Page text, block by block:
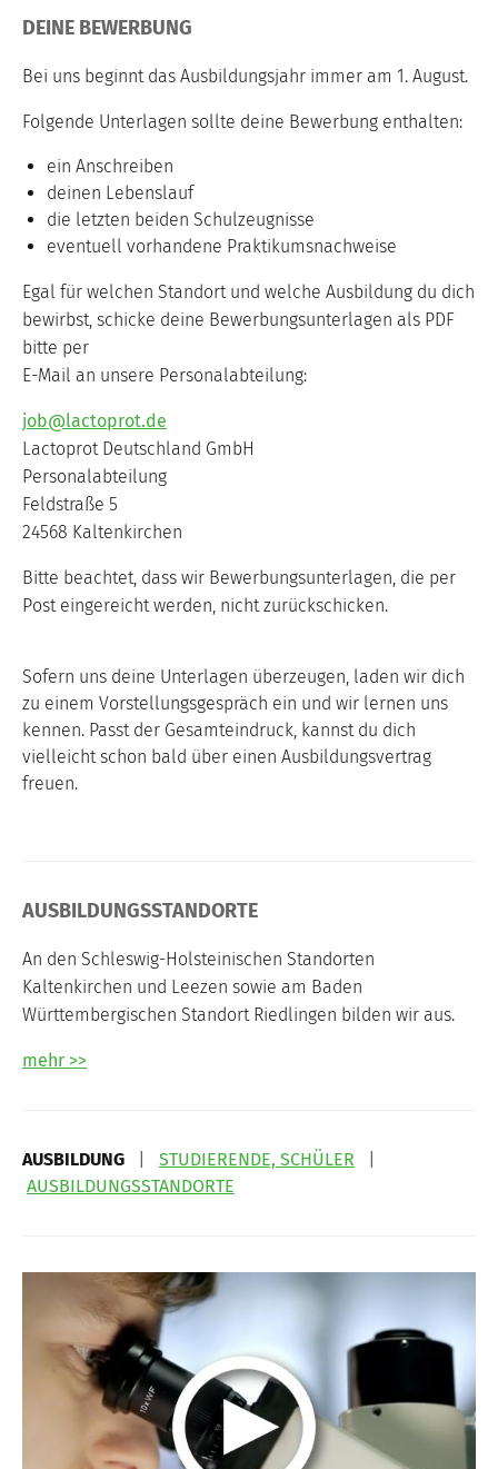
DEINE BEWERBUNG
Bei uns beginnt das Ausbildungsjahr immer am 1. August.
Folgende Unterlagen sollte deine Bewerbung enthalten:
ein Anschreiben
deinen Lebenslauf
die letzten beiden Schulzeugnisse
eventuell vorhandene Praktikumsnachweise
Egal für welchen Standort und welche Ausbildung du dich
bewirbst, schicke deine Bewerbungsunterlagen als PDF
bitte per
E-Mail an unsere Personalabteilung:
job@lactoprot.de
Lactoprot Deutschland GmbH
Personalabteilung
Feldstraße 5
24568 Kaltenkirchen
Bitte beachtet, dass wir Bewerbungsunterlagen, die per
Post eingereicht werden, nicht zurückschicken.
Sofern uns deine Unterlagen überzeugen, laden wir dich
zu einem Vorstellungsgespräch ein und wir lernen uns
kennen. Passt der Gesamteindruck, kannst du dich
vielleicht schon bald über einen Ausbildungsvertrag
freuen.
AUSBILDUNGSSTANDORTE
An den Schleswig-Holsteinischen Standorten
Kaltenkirchen und Leezen sowie am Baden
Württembergischen Standort Riedlingen bilden wir aus.
mehr >>
AUSBILDUNG STUDIERENDE, SCHÜLER
AUSBILDUNGSSTANDORTE